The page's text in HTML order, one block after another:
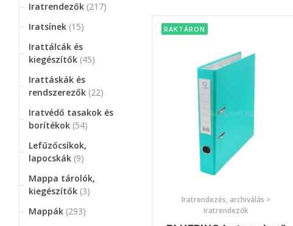
Iratrendezők (217)
Iratsínek (15)
Irattálcák és
kiegészítők (45)
Irattáskák és
rendszerezők (22)
Iratvédő tasakok és
borítékok (54)
Lefűzőcsíkok,
lapocskák (9)
Mappa tárolók,
kiegészítők (3)
Mappák (293)
RAKTÁRON
Iratrendezés, archiválás >
Iratrendezők